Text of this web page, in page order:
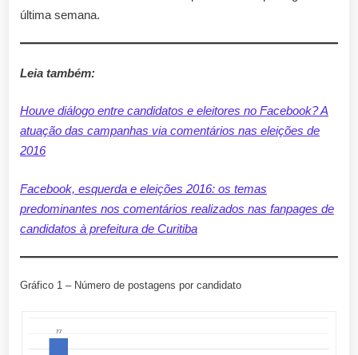
última semana.
Leia também:
Houve diálogo entre candidatos e eleitores no Facebook? A
atuação das campanhas via comentários nas eleições de
2016
Facebook, esquerda e eleições 2016: os temas
predominantes nos comentários realizados nas fanpages de
candidatos à prefeitura de Curitiba
Gráfico 1 – Número de postagens por candidato